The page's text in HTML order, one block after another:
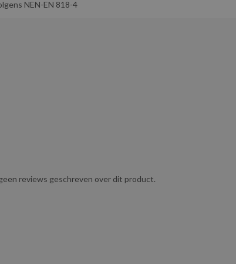
scheepvaart en andere industriële sectoren waar
het transport.
NEN-EN 818-4
reviews geschreven over dit product.